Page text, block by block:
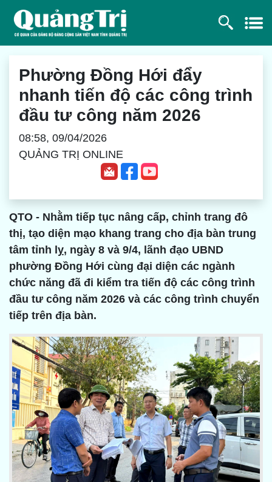
Phường Đồng Hới đẩy
nhanh tiến độ các công trình
đầu tư công năm 2026
08:58, 09/04/2026
QUẢNG TRỊ ONLINE
QTO - Nhằm tiếp tục nâng cấp, chỉnh trang đô
thị, tạo diện mạo khang trang cho địa bàn trung
tâm tỉnh lỵ, ngày 8 và 9/4, lãnh đạo UBND
phường Đồng Hới cùng đại diện các ngành
chức năng đã đi kiểm tra tiến độ các công trình
đầu tư công năm 2026 và các công trình chuyển
tiếp trên địa bàn.